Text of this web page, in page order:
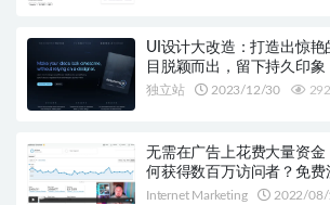
UI设计大改造：打造出惊艳
目脱颖而出，留下持久印象
独立站 2023/12/30 292
无需在广告上花费大量资金
何获得数百万访问者？免费
Internet Marketing 2022/08/